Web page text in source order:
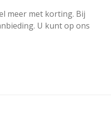
meer met korting. Bij
U kunt op ons